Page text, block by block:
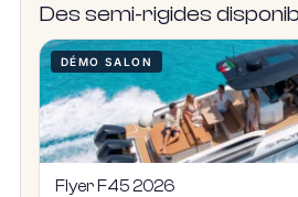
Des semi-rigides
DÉMO SALON
Flyer F45 2026